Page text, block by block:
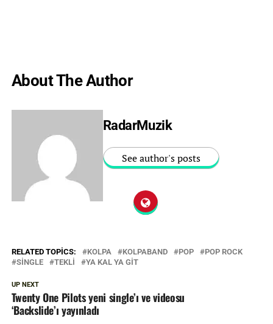
About The Author
RadarMuzik
See author's posts
RELATED TOPICS: KOLPA KOLPABAND POP
POP ROCK
SINGLE
TEKLI YA KAL YA GIT
UP NEXT
Twenty One Pilots yeni single’ı ve videosu
‘Backslide’ı yayınladı